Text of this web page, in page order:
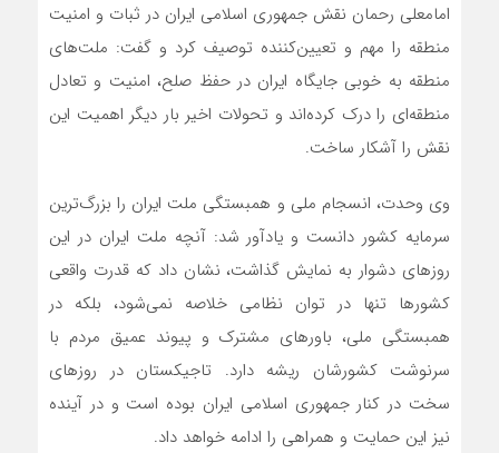
امامعلی رحمان نقش جمهوری اسلامی ایران در ثبات و امنیت
منطقه را مهم و تعیین‌کننده توصیف کرد و گفت: ملت‌های
منطقه به خوبی جایگاه ایران در حفظ صلح، امنیت و تعادل
منطقه‌ای را درک کرده‌اند و تحولات اخیر بار دیگر اهمیت این
نقش را آشکار ساخت.
وی وحدت، انسجام ملی و همبستگی ملت ایران را بزرگ‌ترین
سرمایه کشور دانست و یادآور شد: آنچه ملت ایران در این
روزهای دشوار به نمایش گذاشت، نشان داد که قدرت واقعی
کشورها تنها در توان نظامی خلاصه نمی‌شود، بلکه در
همبستگی ملی، باورهای مشترک و پیوند عمیق مردم با
سرنوشت کشورشان ریشه دارد. تاجیکستان در روزهای
سخت در کنار جمهوری اسلامی ایران بوده است و در آینده
نیز این حمایت و همراهی را ادامه خواهد داد.